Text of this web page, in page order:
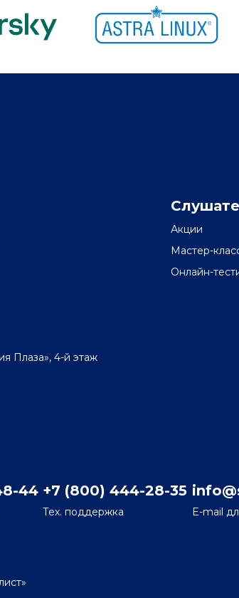
Плаза», 4-й этаж
Акции
Мастер-
Онлайн-
44 +7 (800) 444-28-35
Тех. поддержка E-mail